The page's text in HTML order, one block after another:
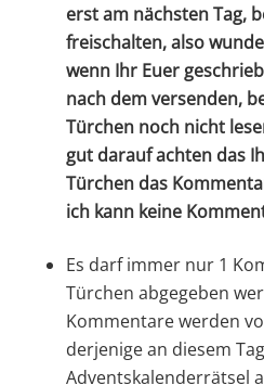
erst am nächsten Tag,
freischalten, also
wenn Ihr Euer
nach dem versenden,
Türchen noch nicht
gut darauf achten das
Türchen das
ich kann keine
Es darf immer nur 1
Türchen abgegeben
Kommentare werden
derjenige an diesem
Adventskalenderrätsel